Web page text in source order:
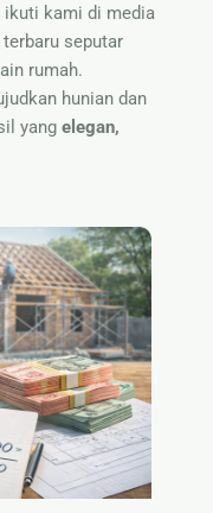
ikuti kami di media
seputar
rumah.
hunian dan
yangelegan,